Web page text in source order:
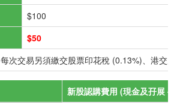
$100
$50
每次交易另須繳交股票印花稅 (0.13%)、港交
新股認購費用 (現金及孖展 -